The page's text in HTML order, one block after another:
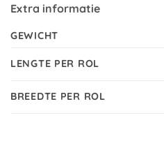
Extra informatie
GEWICHT
LENGTE PER ROL
BREEDTE PER ROL